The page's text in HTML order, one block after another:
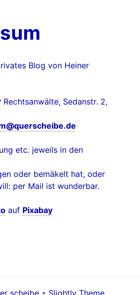
Blog von Heiner
Rechtsanwälte, Sedanstr. 2,
etc. jeweils in den
oder bemäkelt hat, oder
per Mail ist wunderbar.
auf Pixabay
scheibe • Slightly Theme